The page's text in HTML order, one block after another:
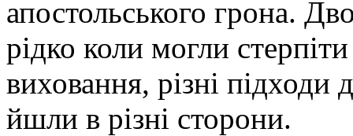
апостольського грона.
рідко коли могли
виховання, різні підходи
йшли в різні сторони.